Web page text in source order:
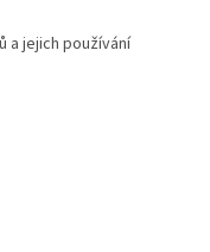
a jejich používání